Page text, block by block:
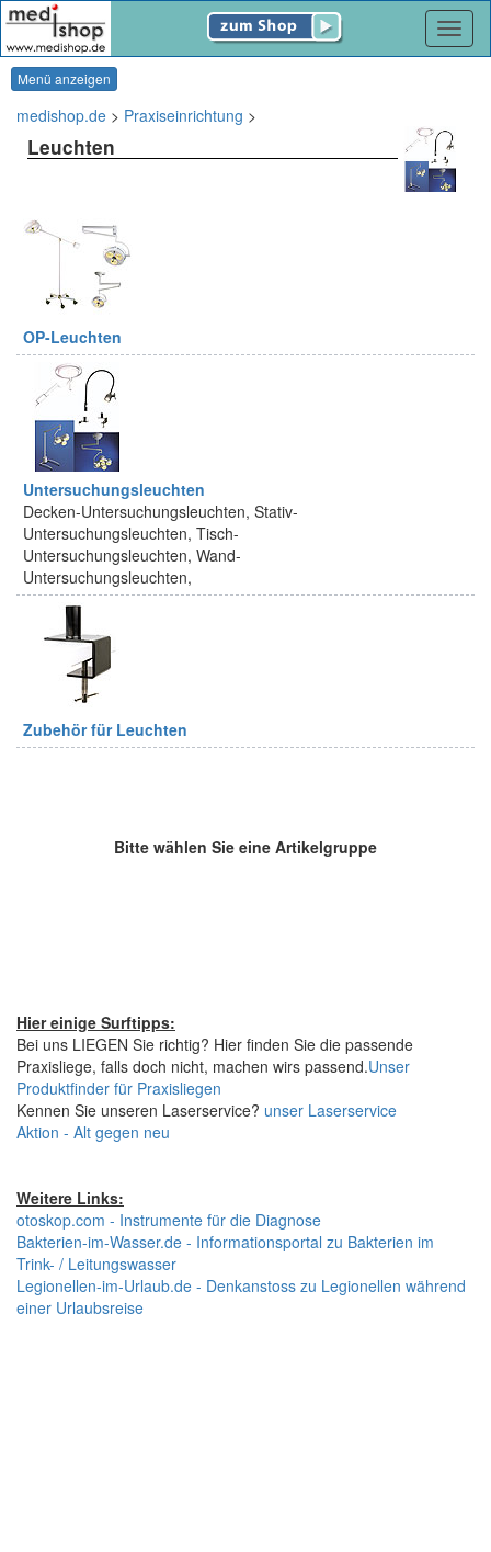
Menü anzeigen
medishop.de > Praxiseinrichtung >
Leuchten
OP-Leuchten
Untersuchungsleuchten
Decken-Untersuchungsleuchten, Stativ-
Untersuchungsleuchten, Tisch-
Untersuchungsleuchten, Wand-
Untersuchungsleuchten,
Zubehör für Leuchten
Bitte wählen Sie eine Artikelgruppe
Hier einige Surftipps:
Bei uns LIEGEN Sie richtig? Hier finden Sie die passende
Praxisliege, falls doch nicht, machen wirs passend.Unser
Produktfinder für Praxisliegen
Kennen Sie unseren Laserservice? unser Laserservice
Aktion - Alt gegen neu
Weitere Links:
otoskop.com - Instrumente für die Diagnose
Bakterien-im-Wasser.de - Informationsportal zu Bakterien im
Trink- / Leitungswasser
Legionellen-im-Urlaub.de - Denkanstoss zu Legionellen während
einer Urlaubsreise